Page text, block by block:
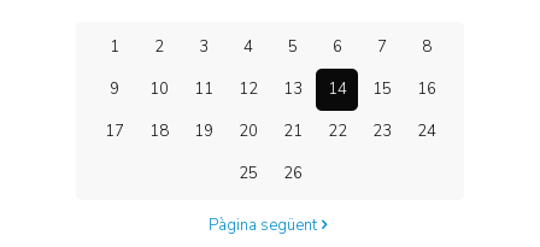
1 2 3 4 5 6 7
8
9
10 11 12 13 14 15
16
17
18 19 20 21 22 23
24
25
26
Pàgina següent